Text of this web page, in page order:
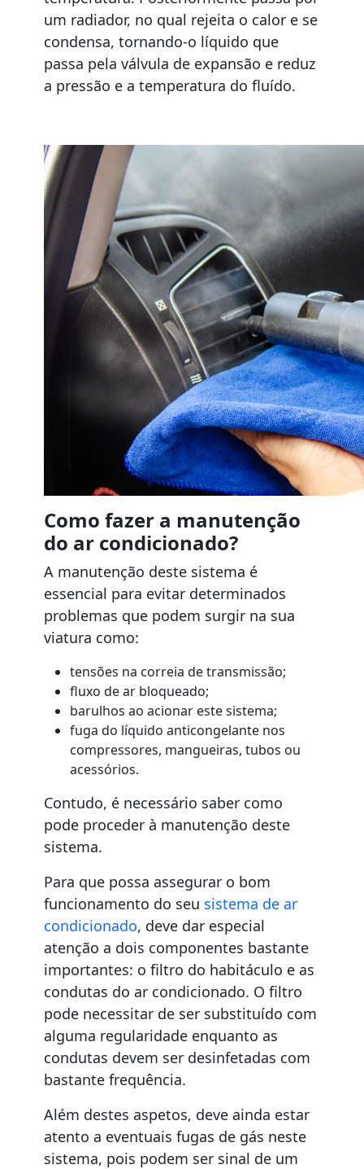
um radiador, no qual rejeita o calor e se
condensa, tornando-o líquido que
passa pela válvula de expansão e reduz
a pressão e a temperatura do fluído.
Como fazer a manutenção
do ar condicionado?
A manutenção deste sistema é
essencial para evitar determinados
problemas que podem surgir na sua
viatura como:
tensões na correia de transmissão;
fluxo de ar bloqueado;
barulhos ao acionar este sistema;
fuga do líquido anticongelante nos
compressores, mangueiras, tubos ou
acessórios.
Contudo, é necessário saber como
pode proceder à manutenção deste
sistema.
Para que possa assegurar o bom
funcionamento do seu sistema de ar
condicionado, deve dar especial
atenção a dois componentes bastante
importantes: o filtro do habitáculo e as
condutas do ar condicionado. O filtro
pode necessitar de ser substituído com
alguma regularidade enquanto as
condutas devem ser desinfetadas com
bastante frequência.
Além destes aspetos, deve ainda estar
atento a eventuais fugas de gás neste
sistema, pois podem ser sinal de um